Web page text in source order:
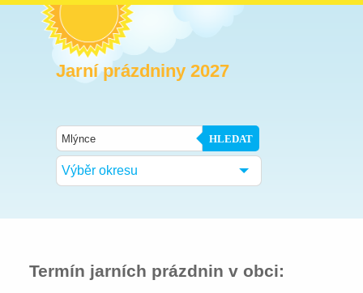
Jarní prázdniny 2027
HLEDAT
Výběr okresu
Termín jarních prázdnin v obci: